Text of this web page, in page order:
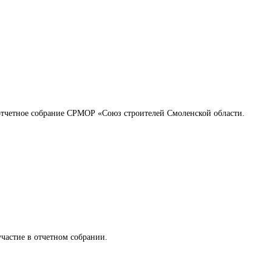
собрание СРМОР «Союз строителей Смоленской области.
в отчетном собрании.